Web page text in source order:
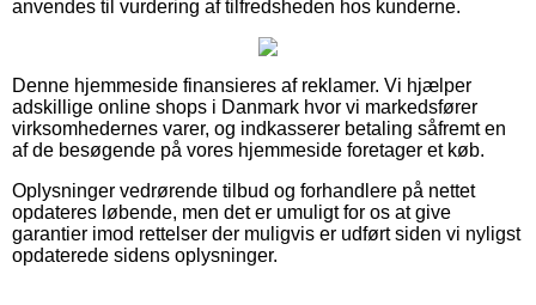
anvendes til vurdering af tilfredsheden hos kunderne.
Denne hjemmeside finansieres af reklamer. Vi hjælper
adskillige online shops i Danmark hvor vi markedsfører
virksomhedernes varer, og indkasserer betaling såfremt en
af de besøgende på vores hjemmeside foretager et køb.
Oplysninger vedrørende tilbud og forhandlere på nettet
opdateres løbende, men det er umuligt for os at give
garantier imod rettelser der muligvis er udført siden vi nyligst
opdaterede sidens oplysninger.